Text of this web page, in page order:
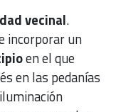
vecinal.
incorporar un
en el que
en las pedanías